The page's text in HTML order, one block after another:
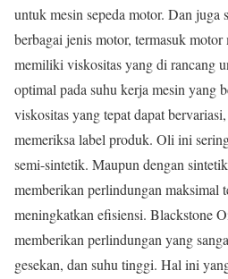
untuk mesin sepeda motor. Dan juga
berbagai jenis motor, termasuk
memiliki viskositas yang di rancang
optimal pada suhu kerja mesin yang
viskositas yang tepat dapat
memeriksa label produk. Oli ini
semi-sintetik. Maupun dengan
memberikan perlindungan maksimal
meningkatkan efisiensi. Blackstone
memberikan perlindungan yang
gesekan, dan suhu tinggi. Hal ini